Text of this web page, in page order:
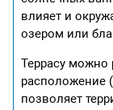
влияет и
озером или
Террасу можно
расположение
позволяет